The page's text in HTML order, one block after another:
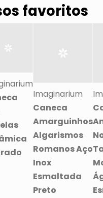
favoritos
Imaginarium
Caneca
Amarguinhos
Algarismos
Romanos Aço
Inox
Esmaltada
Preto